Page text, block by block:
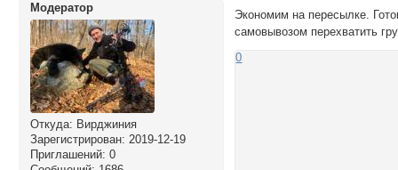
Модератор
Откуда: Вирджиния
Зарегистрирован: 2019-12-19
Приглашений: 0
Экономим на пересылке.
самовывозом перехватить
0